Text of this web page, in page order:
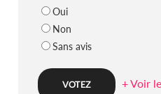
Oui
Non
Sans avis
+ Voir